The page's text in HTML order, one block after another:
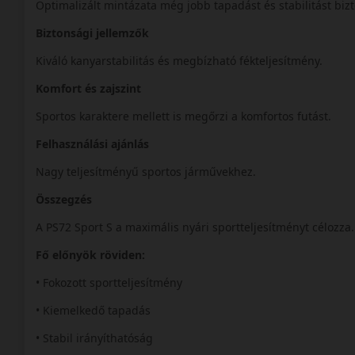
Optimalizált mintázata még jobb tapadást és stabilitást
Biztonsági jellemzők
Kiváló kanyarstabilitás és megbízható fékteljesítmény.
Komfort és zajszint
Sportos karaktere mellett is megőrzi a komfortos futást.
Felhasználási ajánlás
Nagy teljesítményű sportos járművekhez.
Összegzés
A PS72 Sport S a maximális nyári sportteljesítményt célozza.
Fő előnyök röviden:
• Fokozott sportteljesítmény
• Kiemelkedő tapadás
• Stabil irányíthatóság